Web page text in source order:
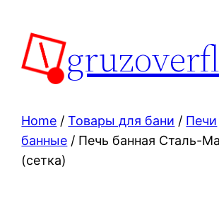
content
Home /Товары для бани / Печи
банные / Печь банная Сталь-
(сетка)